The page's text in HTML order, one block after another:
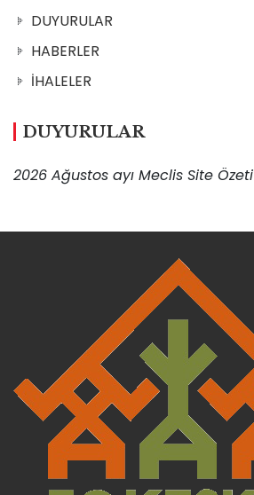
DUYURULAR
HABERLER
İHALELER
DUYURULAR
2026 Ağustos ayı Meclis Site Özeti